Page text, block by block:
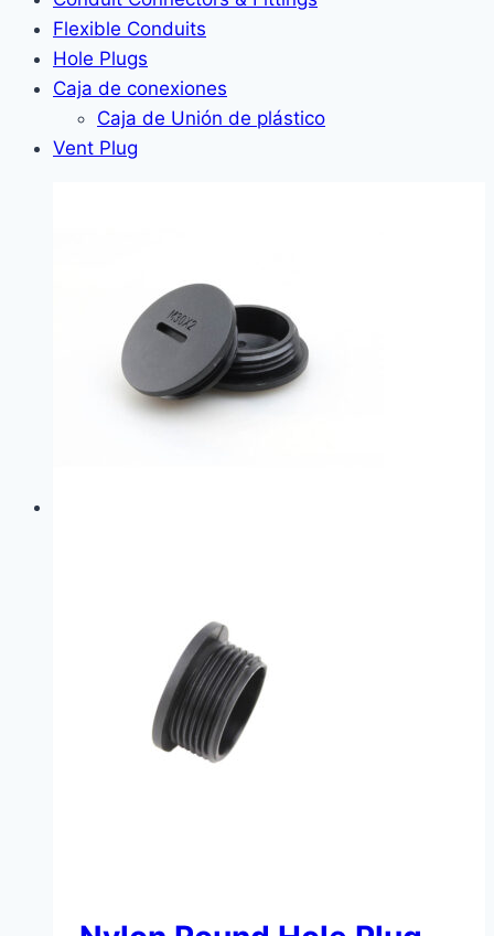
Flexible Conduits
Hole Plugs
Caja de conexiones
Caja de Unión de plástico
Vent Plug